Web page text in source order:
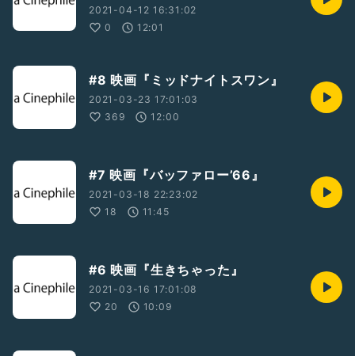
#新人さんいらっしゃい #卒業 #入学
#フランス映画 #ミニシアター
2021-04-12 16:31:02
0
12:01
#8 映画『ミッドナイトスワン』
2021-03-23 17:01:03
369
12:00
#7 映画『バッファロー’66』
2021-03-18 22:23:02
18
11:45
#6 映画『生きちゃった』
2021-03-16 17:01:08
20
10:09